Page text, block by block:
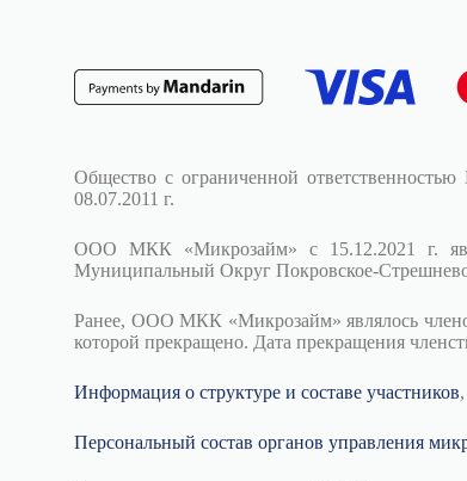
Общество с ограниченной
08.07.2011 г.
ООО МКК «Микрозайм» с 15.12.2021 г.
Муниципальный Округ Покровское-
Ранее, ООО МКК «Микрозайм» являлось
которой прекращено. Дата прекращения
Информация о структуре и составе участников
Персональный состав органов управления